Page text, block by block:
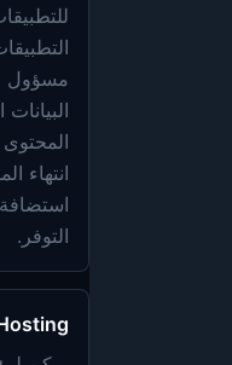
مسؤول
المحتوى
التوفر.